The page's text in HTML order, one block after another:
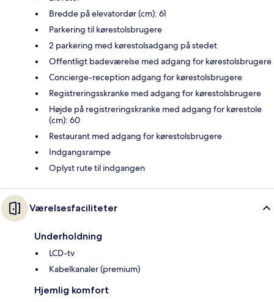
Bredde på elevatordør (cm): 61
Parkering til kørestolsbrugere
2 parkering med kørestolsadgang på stedet
Offentligt badeværelse med adgang for kørestolsbrugere
Concierge-reception adgang for kørestolsbrugere
Registreringsskranke med adgang for kørestolsbrugere
Højde på registreringskranke med adgang for kørestole
(cm): 60
Restaurant med adgang for kørestolsbrugere
Indgangsrampe
Oplyst rute til indgangen
Værelsesfaciliteter
Underholdning
LCD-tv
Kabelkanaler (premium)
Hjemlig komfort